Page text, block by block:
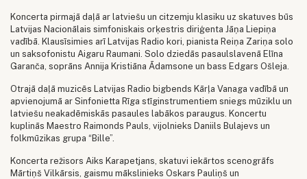
​Koncerta pirmajā daļā ar latviešu un citzemju klasiku uz skatuves būs
Latvijas Nacionālais simfoniskais orķestris diriģenta Jāņa Liepiņa
vadībā. Klausīsimies arī Latvijas Radio kori, pianista Reiņa Zariņa solo
un saksofonistu Aigaru Raumani. Solo dziedās pasaulslavenā Elīna
Garanča, soprāns Annija Kristiāna Ādamsone un bass Edgars Ošleja.
Otrajā daļā muzicēs Latvijas Radio bigbends Kārļa Vanaga vadībā un
apvienojumā ar Sinfonietta Rīga stīginstrumentiem sniegs mūziklu un
latviešu neakadēmiskās pasaules labākos paraugus. Koncertu
kuplinās Maestro Raimonds Pauls, vijolnieks Daniils Bulajevs un
folkmūzikas grupa “Bille”.
Koncerta režisors Aiks Karapetjans, skatuvi iekārtos scenogrāfs
Mārtiņš Vilkārsis, gaismu mākslinieks Oskars Pauliņš un